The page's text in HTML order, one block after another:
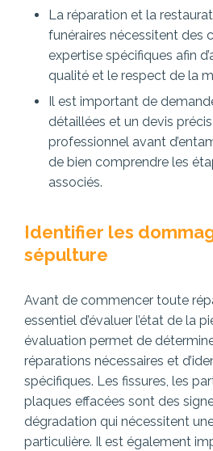
La réparation et la
funéraires nécessitent des
expertise spécifiques afin
qualité et le respect de la
Il est important de
détaillées et un devis précis
professionnel avant
de bien comprendre les
associés.
Identifier les
sépulture
Avant de commencer toute
essentiel d’évaluer l’état de la
évaluation permet de
réparations nécessaires et
spécifiques. Les fissures, les
plaques effacées sont des
dégradation qui nécessitent
particulière. Il est également